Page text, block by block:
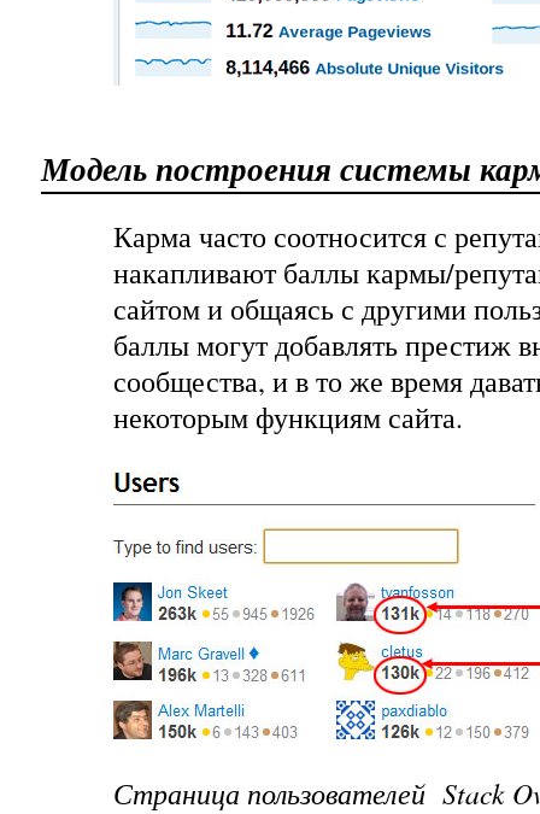
Модель построения системы
Карма часто соотносится с
накапливают баллы кармы/
сайтом и общаясь с другими
баллы могут добавлять престиж
сообщества, и в то же время
некоторым функциям сайта.
Страница пользователей Stack